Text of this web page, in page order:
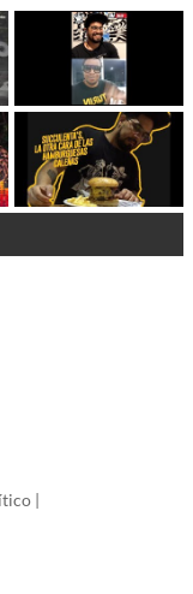
|